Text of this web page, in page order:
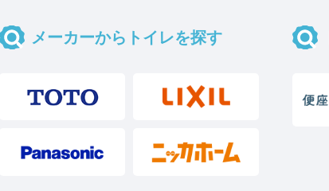
メーカーからトイレを探す